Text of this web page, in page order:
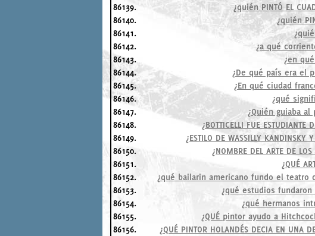
86139.
¿quién PINTÓ EL
86140.
¿quién
86141.
86142.
¿a qué
86143.
¿en
86144.
¿De qué país era el
86145.
¿En qué ciudad
86146.
¿qué
86147.
¿Quién guiaba
86148.
¿BOTTICELLI FUE ESTUDIANTE
86149.
¿ESTILO DE WASSILLY KANDINSKY
86150.
¿NOMBRE DEL ARTE DE
86151.
¿QUÉ
86152.
¿qué bailarin americano fundo el teatro
86153.
¿qué estudios
86154.
¿qué hermanos
86155.
¿QUÉ pintor ayudo a
86156.
¿QUÉ PINTOR HOLANDÉS DECIA EN UNA